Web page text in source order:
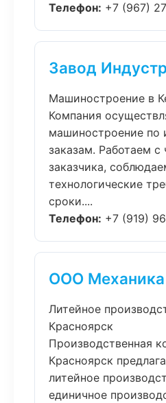
Телефон: +7 (967)
Завод
Машиностроение в
Компания
машиностроение по
заказам. Работаем
заказчика,
технологические
сроки....
Телефон: +7 (919)
ООО
Литейное
Красноярск
Производственная
Красноярск
литейное
единичное